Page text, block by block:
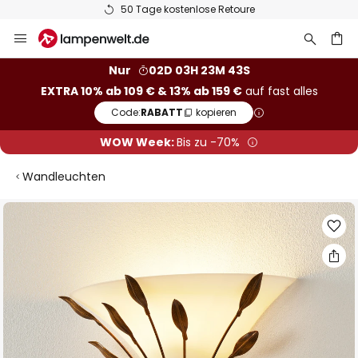
50 Tage kostenlose Retoure
Inhalt
Nur
02D 03H 23M 42S
EXTRA 10% ab 109 € & 13% ab 159 €auf fast alles
Code:RABATT kopieren
WOW Week:Bis zu -70%
Wandleuchten
Zum